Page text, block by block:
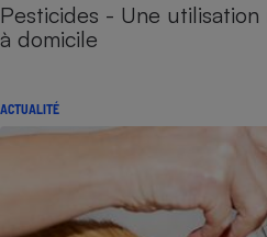
Pesticides - Une
à domicile
ACTUALITÉ